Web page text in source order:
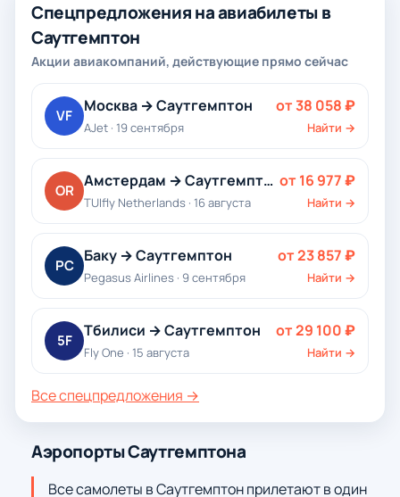
Спецпредложения на авиабилеты в
Саутгемптон
Акции авиакомпаний, действующие прямо сейчас
VF
Москва → Саутгемптон
AJet · 19 сентября
от 38 058 ₽
Найти →
OR
Амстердам → Саутгемптон
TUIfly Netherlands · 16 августа
от 16 977 ₽
Найти →
PC
Баку → Саутгемптон
Pegasus Airlines · 9 сентября
от 23 857 ₽
Найти →
5F
Тбилиси → Саутгемптон
Fly One · 15 августа
от 29 100 ₽
Найти →
Все спецпредложения →
Аэропорты Саутгемптона
Все самолеты в Саутгемптон прилетают в один